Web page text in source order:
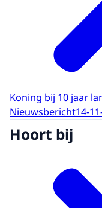
Koning bij 10 jaar
Nieuwsbericht14-
Hoort bij